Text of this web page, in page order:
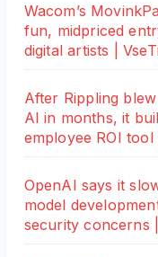
Wacom’s
fun, midpriced
digital artists |
After Rippling
AI in months, it
employee ROI tool
OpenAI says it
model
security concerns